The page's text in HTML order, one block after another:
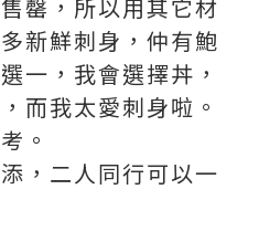
罄，所以用其它材
新鮮刺身，仲有鮑
一，我會選擇丼，
而我太愛刺身啦。
。
，二人同行可以一